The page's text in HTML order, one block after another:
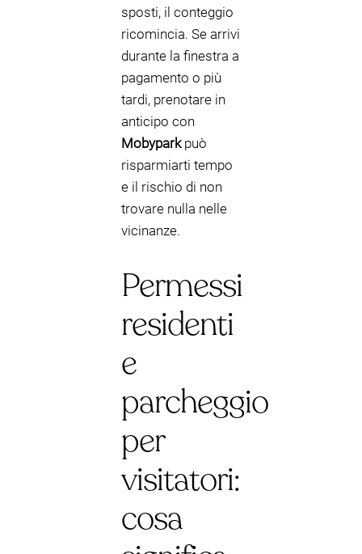
sposti, il conteggio
ricomincia. Se arrivi
durante la finestra a
pagamento o più
tardi, prenotare in
anticipo con
Mobyparkpuò
risparmiarti tempo
e il rischio di non
trovare nulla nelle
vicinanze.
Permessi
residenti
e
parcheggio
per
visitatori:
cosa